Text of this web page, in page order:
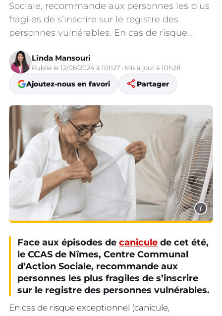
Sociale, recommande aux personnes les plus
fragiles de s’inscrire sur le registre des
personnes vulnérables. En cas de risque…
Linda Mansouri
Publié le 12/08/2024 à 10h27 · Mis à jour à 10h28
Ajoutez-nous en favori share Partager
i
Face aux épisodes de canicule de cet été,
le CCAS de Nîmes, Centre Communal
d’Action Sociale, recommande aux
personnes les plus fragiles de s’inscrire
sur le registre des personnes vulnérables.
En cas de risque exceptionnel (canicule,